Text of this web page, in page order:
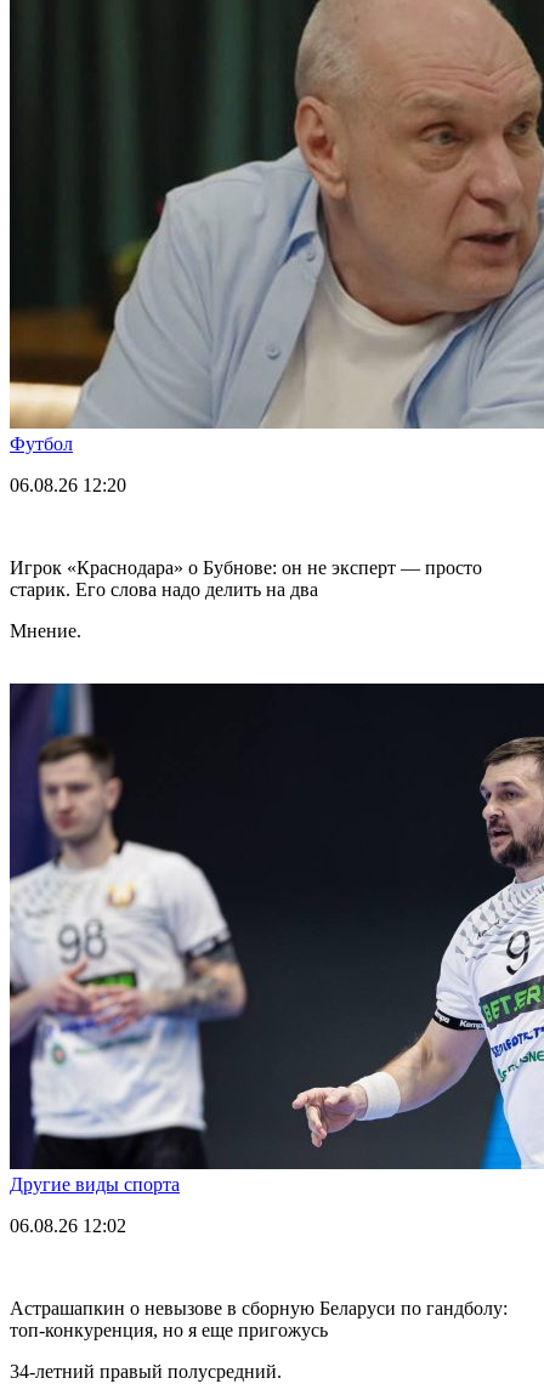
Футбол
06.08.26 12:20
Игрок «Краснодара» о Бубнове: он не эксперт — просто
старик. Его слова надо делить на два
Мнение.
Другие виды спорта
06.08.26 12:02
Астрашапкин о невызове в сборную Беларуси по гандболу:
топ-конкуренция, но я еще пригожусь
34-летний правый полусредний.